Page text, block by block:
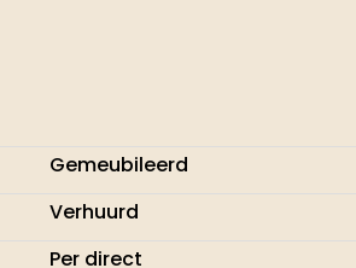
Gemeubileerd
Verhuurd
Per direct